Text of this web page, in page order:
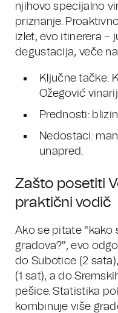
njihovo specijalno
priznanje.
izlet, evo itinerera –
degustacija, veče
Ključne tačke:
Ožegović
Prednosti:
Nedostaci:
unapred.
Zašto posetiti
praktični vodič
Ako se pitate "kako
gradova?", evo
do Subotice (2
(1 sat), a do
pešice. Statistika
kombinuje više